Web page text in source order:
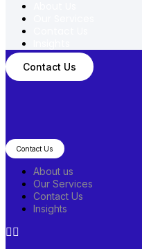
Contact Us
Contact Us
About us
Our Services
Contact Us
Insights